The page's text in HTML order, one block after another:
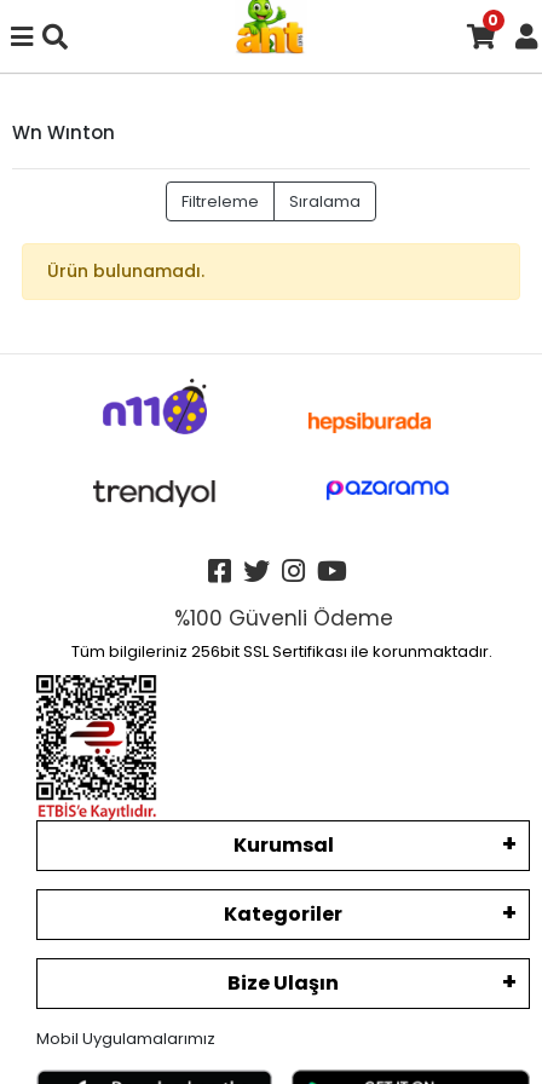
0
Wn Wınton
Filtreleme Sıralama
Ürün bulunamadı.
%100 Güvenli Ödeme
Tüm bilgileriniz 256bit SSL Sertifikası ile korunmaktadır.
Kurumsal
Kategoriler
Bize Ulaşın
Mobil Uygulamalarımız